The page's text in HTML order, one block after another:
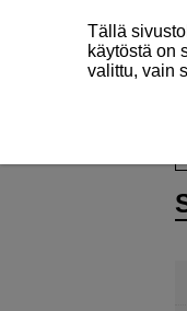
Tällä
käytöstä on
valittu, vain